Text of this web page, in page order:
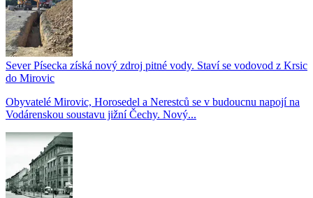
Sever Písecka získá nový zdroj pitné vody. Staví se vodovod z Krsic
do Mirovic
Obyvatelé Mirovic, Horosedel a Nerestců se v budoucnu napojí na
Vodárenskou soustavu jižní Čechy. Nový...